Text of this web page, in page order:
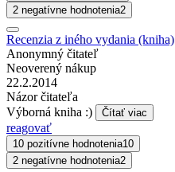
2 negatívne hodnotenia2
Recenzia z iného vydania (kniha)
Anonymný čitateľ
Neoverený nákup
22.2.2014
Názor čitateľa
Výborná kniha :)
Čítať viac
reagovať
10 pozitívne hodnotenia10
2 negatívne hodnotenia2